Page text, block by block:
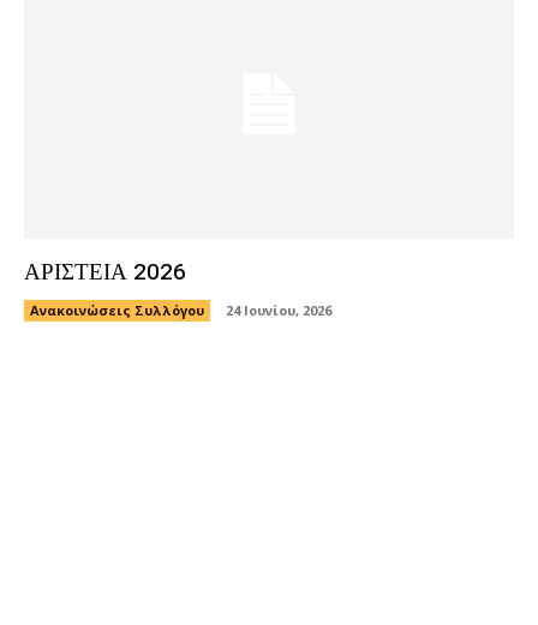
ΑΡΙΣΤΕΙΑ 2026
Ανακοινώσεις Συλλόγου 24 Ιουνίου, 2026